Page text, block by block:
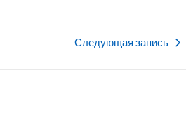
Следующая запись